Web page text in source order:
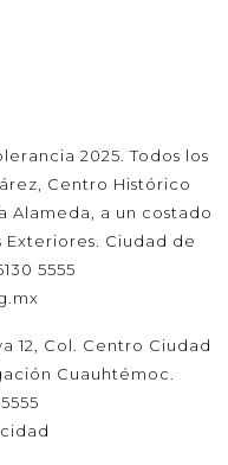
2025. Todos los
Centro Histórico
Alameda, a un costado
Ciudad de
5555
12, Col. Centro Ciudad
Cuauhtémoc.